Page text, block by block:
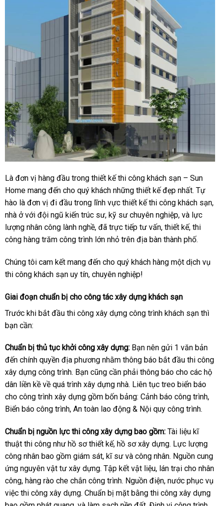
Là đơn vị hàng đầu trong thiết kế thi công khách sạn – Sun
Home mang đến cho quý khách những thiết kế đẹp nhất. Tự
hào là đơn vị đi đầu trong lĩnh vực thiết kế thi công khách sạn,
nhà ở với đội ngũ kiến trúc sư, kỹ sư chuyên nghiệp, và lực
lượng nhân công lành nghề, đã trực tiếp tư vấn, thiết kế, thi
công hàng trăm công trình lớn nhỏ trên địa bàn thành phố.
Chúng tôi cam kết mang đến cho quý khách hàng một dịch vụ
thi công khách sạn uy tín, chuyên nghiệp!
Giai đoạn chuẩn bị cho công tác xây dựng khách sạn
Trước khi bắt đầu thi công xây dựng công trình khách sạn thì
bạn cần:
Chuẩn bị thủ tục khởi công xây dựng:Bạn nên gửi 1 văn bản
đến chính quyền địa phương nhằm thông báo bắt đầu thi công
xây dựng công trình. Bạn cũng cần phải thông báo cho các hộ
dân liền kề về quá trình xây dựng nhà. Liên tục treo biển báo
cho công trình xây dựng gồm bốn bảng: Cảnh báo công trình,
Biển báo công trình, An toàn lao động & Nội quy công trình.
Chuẩn bị nguồn lực thi công xây dựng bao gồm:Tài liệu kĩ
thuật thi công như hồ sơ thiết kế, hồ sơ xây dựng. Lực lượng
công nhân bao gồm giám sát, kĩ sư và công nhân. Nguồn cung
ứng nguyên vật tư xây dựng. Tập kết vật liệu, lán trại cho nhân
công, hàng rào che chắn công trình. Nguồn điện, nước phục vụ
việc thi công xây dựng. Chuẩn bị mặt bằng thi công xây dựng